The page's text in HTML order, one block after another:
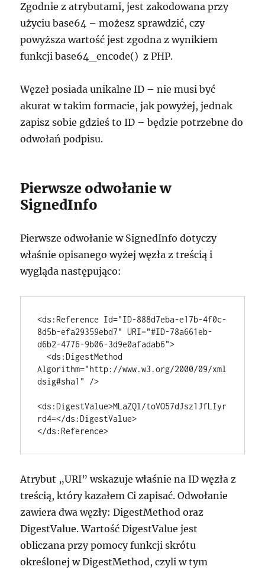
Zgodnie z atrybutami, jest zakodowana przy
użyciu base64 – możesz sprawdzić, czy
powyższa wartość jest zgodna z wynikiem
funkcjibase64_encode() z PHP.
Węzeł posiada unikalne ID – nie musi być
akurat w takim formacie, jak powyżej, jednak
zapisz sobie gdzieś to ID – będzie potrzebne do
odwołań podpisu.
Pierwsze odwołanie w
SignedInfo
Pierwsze odwołanie w SignedInfo dotyczy
właśnie opisanego wyżej węzła z treścią i
wygląda następująco:
<ds:Reference Id="ID-888d7eba-e17b-4f0c-
8d5b-efa29359ebd7" URI="#ID-78a661eb-
d6b2-4776-9b06-3d9e0afadab6">
  <ds:DigestMethod
Algorithm="http://www.w3.org/2000/09/xml
dsig#sha1" />
<ds:DigestValue>MLaZQl/toVO57dJsz1JfLIyr
rd4=</ds:DigestValue>
</ds:Reference>
Atrybut „URI” wskazuje właśnie na ID węzła z
treścią, który kazałem Ci zapisać. Odwołanie
zawiera dwa węzły: DigestMethod oraz
DigestValue. Wartość DigestValue jest
obliczana przy pomocy funkcji skrótu
określonej w DigestMethod, czyli w tym